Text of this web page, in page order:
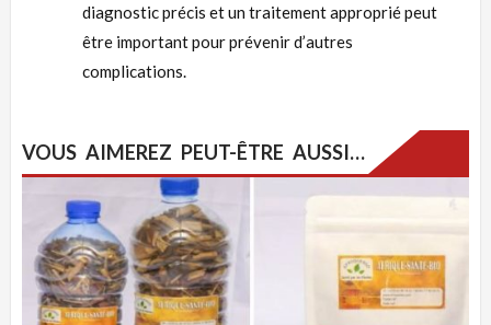
diagnostic précis et un traitement approprié peut
être important pour prévenir d’autres
complications.
VOUS AIMEREZ PEUT-ÊTRE AUSSI…